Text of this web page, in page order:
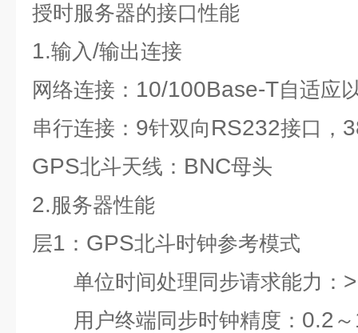
授时服务器的接口性能
1.输入/输出连接
网络连接： 10/100Base-T自适应
串行连接： 9针双向 RS232接口，
GPS北斗天线： BNC母头
2.服务器性能
层1 ： GPS北斗时钟参考模式
单位时间处理同步请求能力：
用户终端同步时钟精度： 0.2 ～